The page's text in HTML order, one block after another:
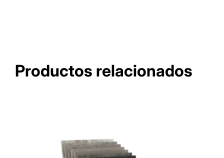
Productos relacionados